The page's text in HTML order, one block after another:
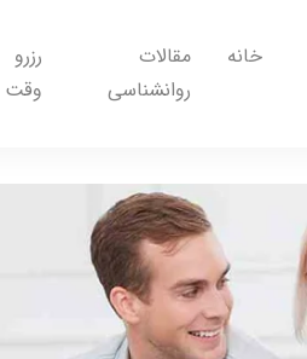
خانه
مقالات
روانشناسی
رزرو
وقت